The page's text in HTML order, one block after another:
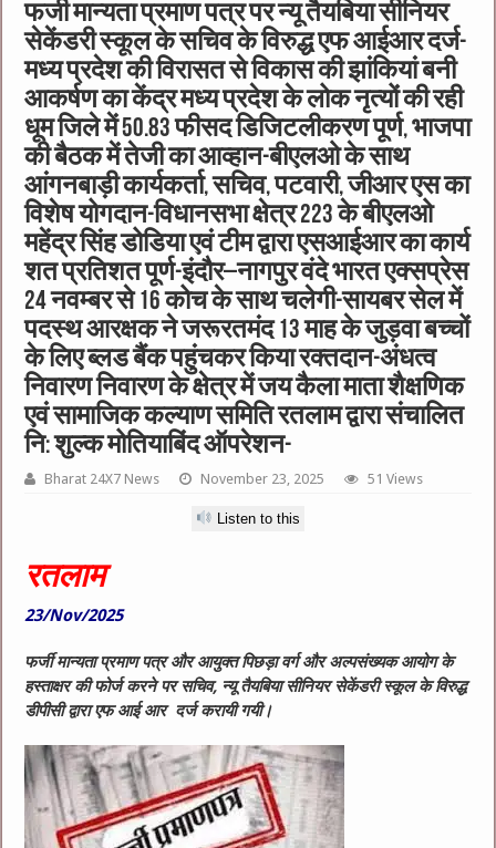
फर्जी मान्यता प्रमाण पत्र पर न्यू तैयबिया सीनियर
सेकेंडरी स्कूल के सचिव के विरुद्ध एफ आईआर दर्ज-
मध्य प्रदेश की विरासत से विकास की झांकियां बनी
आकर्षण का केंद्र मध्य प्रदेश के लोक नृत्यों की रही
धूम जिले में 50.83 फीसद डिजिटलीकरण पूर्ण, भाजपा
की बैठक में तेजी का आव्हान-बीएलओ के साथ
आंगनबाड़ी कार्यकर्ता, सचिव, पटवारी, जीआर एस का
विशेष योगदान-विधानसभा क्षेत्र 223 के बीएलओ
महेंद्र सिंह डोडिया एवं टीम द्वारा एसआईआर का कार्य
शत प्रतिशत पूर्ण-इंदौर–नागपुर वंदे भारत एक्सप्रेस
24 नवम्बर से 16 कोच के साथ चलेगी-सायबर सेल में
पदस्थ आरक्षक ने जरूरतमंद 13 माह के जुड़वा बच्चों
के लिए ब्लड बैंक पहुंचकर किया रक्तदान-अंधत्व
निवारण निवारण के क्षेत्र में जय कैला माता शैक्षणिक
एवं सामाजिक कल्याण समिति रतलाम द्वारा संचालित
नि: शुल्क मोतियाबिंद ऑपरेशन-
Bharat 24X7 News November 23, 2025 51 Views
Listen to this
रतलाम
23/Nov/2025
फर्जी मान्यता प्रमाण पत्र और आयुक्त पिछड़ा वर्ग और अल्पसंख्यक आयोग के
हस्ताक्षर की फोर्ज करने पर सचिव, न्यू तैयबिया सीनियर सेकेंडरी स्कूल के विरुद्ध
डीपीसी द्वारा एफ आई आर दर्ज करायी गयी।